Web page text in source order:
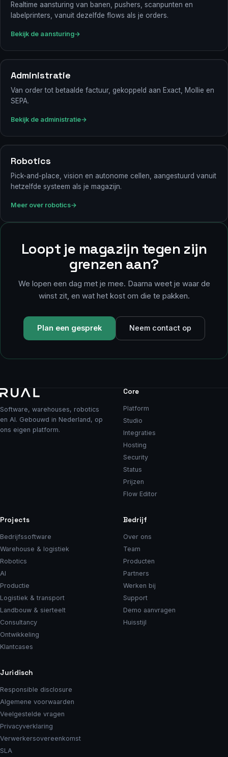
Realtime aansturing van banen, pushers, scanpunten en
labelprinters, vanuit dezelfde flows als je orders.
Bekijk de aansturing
Administratie
Van order tot betaalde factuur, gekoppeld aan Exact, Mollie en
SEPA.
Bekijk de administratie
Robotics
Pick-and-place, vision en autonome cellen, aangestuurd vanuit
hetzelfde systeem als je magazijn.
Meer over robotics
Loopt je magazijn tegen zijn
grenzen aan?
We lopen een dag met je mee. Daarna weet je waar de
winst zit, en wat het kost om die te pakken.
Plan een gesprek Neem contact op
Software, warehouses, robotics
en AI. Gebouwd in Nederland, op
ons eigen platform.
Core
Platform
Studio
Integraties
Hosting
Security
Status
Prijzen
Flow Editor
Projects
Bedrijfssoftware
Warehouse & logistiek
Robotics
AI
Productie
Logistiek & transport
Landbouw & sierteelt
Consultancy
Ontwikkeling
Klantcases
Bedrijf
Over ons
Team
Producten
Partners
Werken bij
Support
Demo aanvragen
Huisstijl
Juridisch
Responsible disclosure
Algemene voorwaarden
Veelgestelde vragen
Privacyverklaring
Verwerkersovereenkomst
SLA